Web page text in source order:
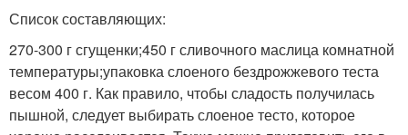
Список составляющих:
270-300 г сгущенки;450 г сливочного маслица комнатной
температуры;упаковка слоеного бездрожжевого теста
весом 400 г. Как правило, чтобы сладость получилась
пышной, следует выбирать слоеное тесто, которое